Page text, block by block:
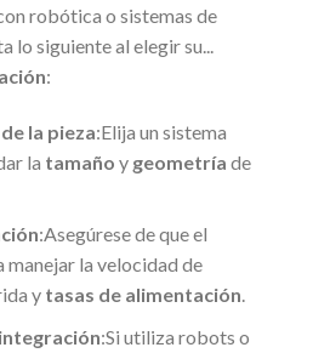
robótica o sistemas de
lo siguiente al elegir su...
:
la pieza:Elija un sistema
la tamaño y geometría de
:Asegúrese de que el
manejar la velocidad de
y tasas de alimentación.
:Si utiliza robots o